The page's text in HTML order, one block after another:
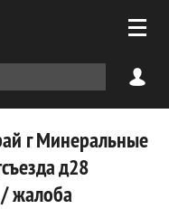
г Минеральные
д28
жалоба